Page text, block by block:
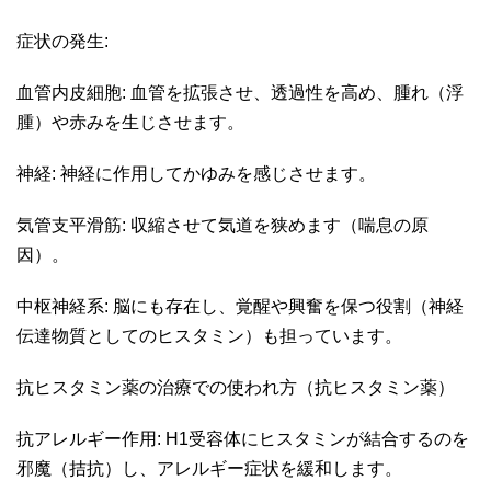
症状の発生:
血管内皮細胞: 血管を拡張させ、透過性を高め、腫れ（浮
腫）や赤みを生じさせます。
神経: 神経に作用してかゆみを感じさせます。
気管支平滑筋: 収縮させて気道を狭めます（喘息の原
因）。
中枢神経系: 脳にも存在し、覚醒や興奮を保つ役割（神経
伝達物質としてのヒスタミン）も担っています。
抗ヒスタミン薬の治療での使われ方（抗ヒスタミン薬）
抗アレルギー作用: H1受容体にヒスタミンが結合するのを
邪魔（拮抗）し、アレルギー症状を緩和します。